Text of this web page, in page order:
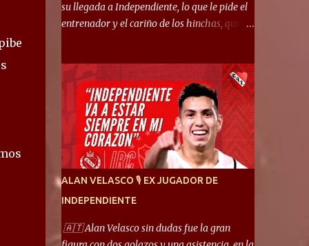
su llegada a Independiente, lo que le pide el
entrenador y el cariño de los hinchas, que se
ayuda a que me adapte rápidamente, soy un
hombre alegre y abierto. Creo que lo estoy
haciendo muy bien. Cuando llegué, llegué a
un Independiente que juega muy dinámico y
me gusta mucho. Me favorece por la forma
de jugar mía y eso también ayudó a que me
adapte”. “Me siento mejor por izquierda,
pero me gusta mucho jugar de 9, y juego sin
problemas por derecha también. Jugar de 9
y de extremo por izquierda es diferente. A mi
me gusta jugar por fuera, porque tengo mas
ALAN VELASCO 🎙 EX JUGADOR DE
INDEPENDIENTE
🇦🇹 Alan Velasco sin dudas fue la gran